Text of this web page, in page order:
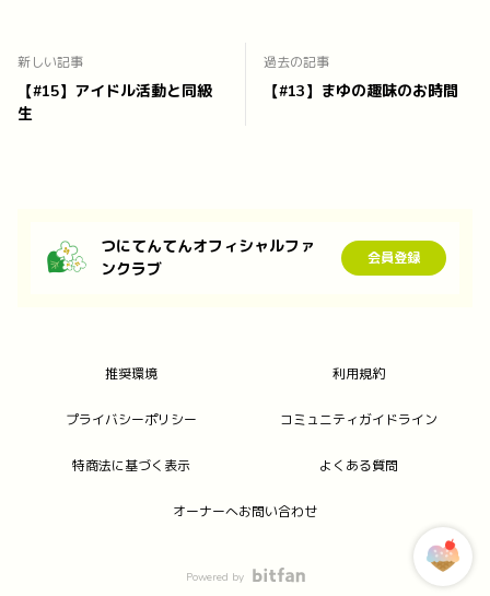
新しい記事
【#15】アイドル活動と同級
生
過去の記事
【#13】まゆの趣味のお時間
つにてんてんオフィシャルファ
ンクラブ
会員登録
推奨環境 利用規約
プライバシーポリシー コミュニティガイドライン
特商法に基づく表示 よくある質問
オーナーへお問い合わせ
Powered by